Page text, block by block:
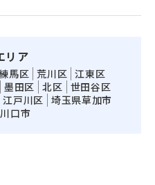
リア
馬区 荒川区 江東区
墨田区 北区 世田谷区
江戸川区 埼玉県草加市
口市